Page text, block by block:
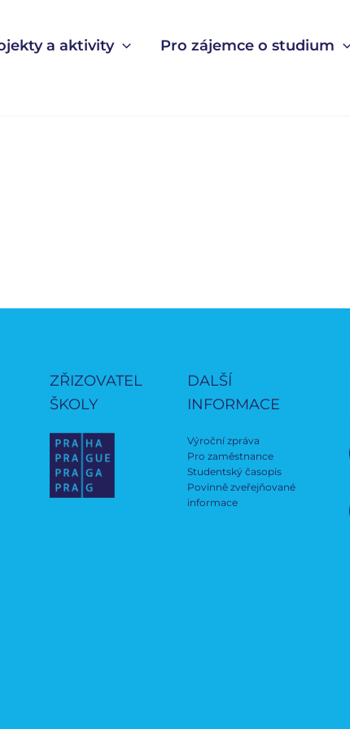
a aktivity Pro zájemce o studium
ZŘIZOVATEL
ŠKOLY
DALŠÍ
INFORMACE
Výroční zpráva
Pro zaměstnance
Studentský časopis
Povinně zveřejňované
informace